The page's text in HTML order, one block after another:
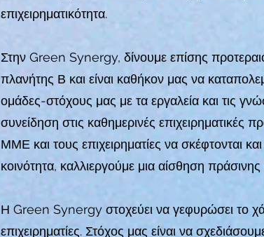
επιχειρηματικότητα.
Στην Green Synergy, δίνουμε επίσης
πλανήτης Β και είναι καθήκον μας να
ομάδες-στόχους μας με τα εργαλεία και τις
συνείδηση στις καθημερινές
ΜΜΕ και τους επιχειρηματίες να σκέφτονται
κοινότητα, καλλιεργούμε μια αίσθηση
Η Green Synergy στοχεύει να γεφυρώσει το
επιχειρηματίες. Στόχος μας είναι να